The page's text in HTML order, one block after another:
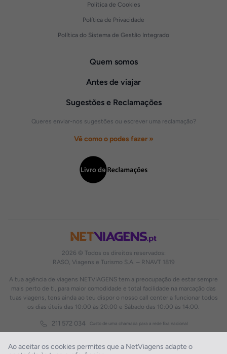
Ao aceitar os cookies permites que a NetViagens adapte o
2026 © Todos os direitos reservados:
RASO, Viagens e Turismo S.A. – RNAVT 1819
A tua agência de viagens NETVIAGENS tem a preocupação de estar sempre
mais perto de ti, para maior comodidade e total facilidade na marcação das
tuas viagens, tens ainda ao teu dispor o nosso call center a funcionar todos
os dias úteis das 10:00 às 20:00 e Sábado das 10:00 às 14:00.
211 572 034 Custo de uma chamada para a rede fixa nacional
Política de Cookies
Política de Privacidade
Política do Sistema de Gestão Integrado
Quem somos
Antes de viajar
Sugestões e Reclamações
Queres enviar-nos sugestões ou escrever uma reclamação?
Vê como o podes fazer »